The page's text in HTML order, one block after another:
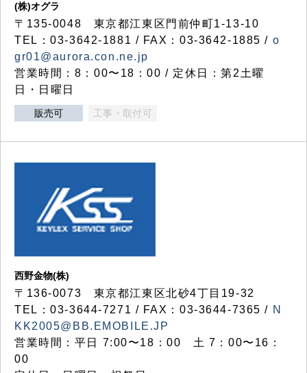
(株)オグラ
〒135-0048 東京都江東区門前仲町1-13-10
TEL：03-3642-1881 / FAX：03-3642-1885 / o
gr01@aurora.con.ne.jp
営業時間：8：00〜18：00 / 定休日：第2土曜
日・日曜日
販売可 工事・取付可
西野金物(株)
〒136-0073 東京都江東区北砂4丁目19-32
TEL：03‐3644‐7271 / FAX：03-3644-7365 / N
KK2005@BB.EMOBILE.JP
営業時間：平日 7:00〜18：00 土 7：00〜16：
00